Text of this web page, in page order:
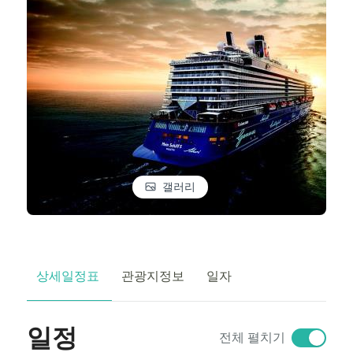
갤러리
상세일정표 관광지정보 일자
일정 전체 펼치기